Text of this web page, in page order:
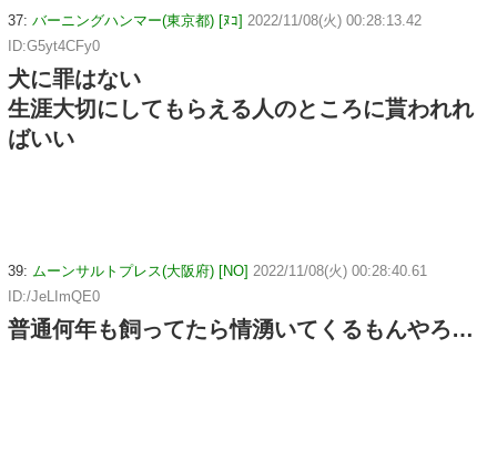
37: バーニングハンマー(東京都) [ﾇｺ] 2022/11/08(火) 00:28:13.42
ID:G5yt4CFy0
犬に罪はない
生涯大切にしてもらえる人のところに貰われれ
ばいい
39: ムーンサルトプレス(大阪府) [NO] 2022/11/08(火) 00:28:40.61
ID:/JeLImQE0
普通何年も飼ってたら情湧いてくるもんやろ…